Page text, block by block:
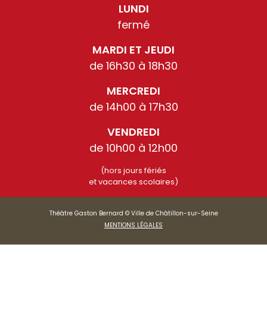
LUNDI
fermé
MARDI ET JEUDI
de 16h30 à 18h30
MERCREDI
de 14h00 à 17h30
VENDREDI
de 10h00 à 12h00
(hors jours fériés
et vacances scolaires)
Théâtre Gaston Bernard © Ville de Châtillon-sur-Seine
MENTIONS LÉGALES